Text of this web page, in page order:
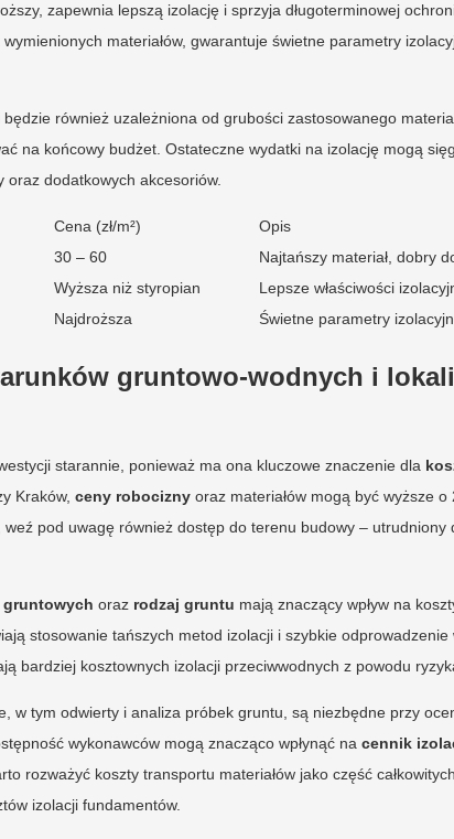
zapewnia lepszą izolację i sprzyja długoterminowej
materiałów, gwarantuje świetne parametry
będzie również uzależniona od grubości zastosowanego
na końcowy budżet. Ostateczne wydatki na izolację mogą
oraz dodatkowych akcesoriów.
Cena (zł/m²)
Opis
30 – 60
Najtańszy materiał, dobry
Wyższa niż styropian
Lepsze właściwości
Najdroższa Świetne parametry
gruntowo-wodnych i
starannie, ponieważ ma ona kluczowe znaczenie dla
Kraków, ceny robocizny oraz materiałów mogą być wyższe
weź pod uwagę również dostęp do terenu budowy –
gruntowych oraz rodzaj gruntu mają znaczący wpływ na
stosowanie tańszych metod izolacji i szybkie
bardziej kosztownych izolacji przeciwwodnych z powodu
w tym odwierty i analiza próbek gruntu, są niezbędne przy
wykonawców mogą znacząco wpłynąć na cennik
rozważyć koszty transportu materiałów jako część
izolacji fundamentów.